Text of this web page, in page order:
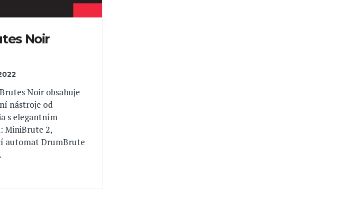
Noir
Noir obsahuje
nástroje od
s elegantním
MiniBrute 2,
automat DrumBrute